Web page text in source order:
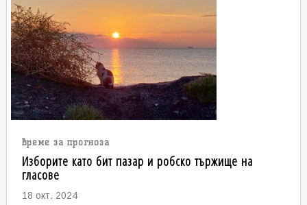
време за прогноза
Изборите като бит пазар и робско тържище на
гласове
18 окт. 2024